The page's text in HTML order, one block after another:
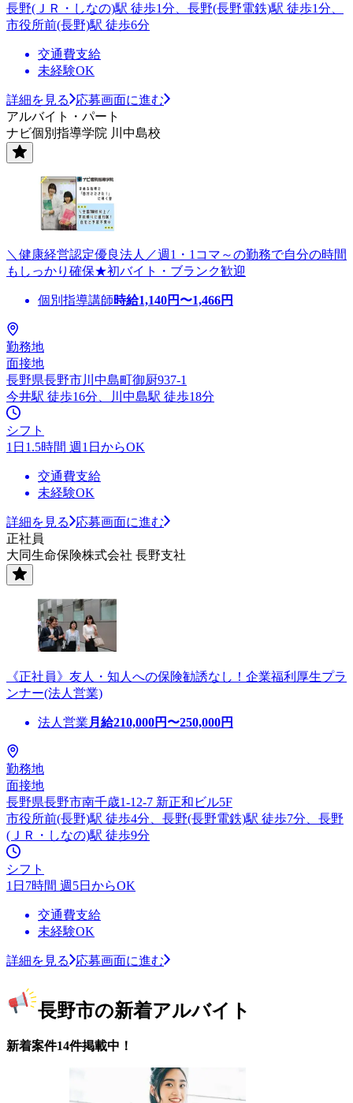
長野(ＪＲ・しなの)駅 徒歩1分、長野(長野電鉄)駅 徒歩1分、
市役所前(長野)駅 徒歩6分
交通費支給
未経験OK
詳細を見る
応募画面に進む
アルバイト・パート
ナビ個別指導学院 川中島校
＼健康経営認定優良法人／週1・1コマ～の勤務で自分の時間
もしっかり確保★初バイト・ブランク歓迎
個別指導講師時給1,140円〜1,466円
勤務地
面接地
長野県長野市川中島町御厨937-1
今井駅 徒歩16分、川中島駅 徒歩18分
シフト
1日1.5時間 週1日からOK
交通費支給
未経験OK
詳細を見る
応募画面に進む
正社員
大同生命保険株式会社 長野支社
《正社員》友人・知人への保険勧誘なし！企業福利厚生プラ
ンナー(法人営業)
法人営業 月給210,000円〜250,000円
勤務地
面接地
長野県長野市南千歳1-12-7 新正和ビル5F
市役所前(長野)駅 徒歩4分、長野(長野電鉄)駅 徒歩7分、長野
(ＪＲ・しなの)駅 徒歩9分
シフト
1日7時間 週5日からOK
交通費支給
未経験OK
詳細を見る 応募画面に進む
長野市の新着アルバイト
新着案件14件掲載中！